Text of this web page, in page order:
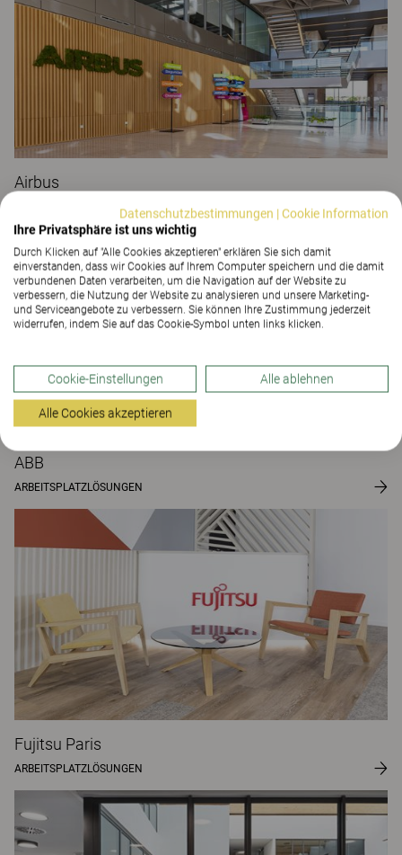
Airbus
ARBEITSPLATZLÖSUNGEN
ABB
ARBEITSPLATZLÖSUNGEN
Fujitsu Paris
ARBEITSPLATZLÖSUNGEN
Datenschutzbestimmungen |Cookie Information
Ihre Privatsphäre ist uns wichtig
Durch Klicken auf "Alle Cookies akzeptieren" erklären Sie sich damit
einverstanden, dass wir Cookies auf Ihrem Computer speichern und die damit
verbundenen Daten verarbeiten, um die Navigation auf der Website zu
verbessern, die Nutzung der Website zu analysieren und unsere Marketing-
und Serviceangebote zu verbessern. Sie können Ihre Zustimmung jederzeit
widerrufen, indem Sie auf das Cookie-Symbol unten links klicken.
Cookie-Einstellungen Alle ablehnen
Alle Cookies akzeptieren